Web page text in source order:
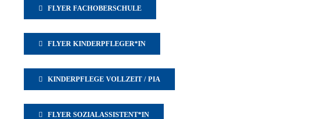
FLYER FACHOBERSCHULE
FLYER KINDERPFLEGER*IN
KINDERPFLEGE VOLLZEIT / PIA
FLYER SOZIALASSISTENT*IN